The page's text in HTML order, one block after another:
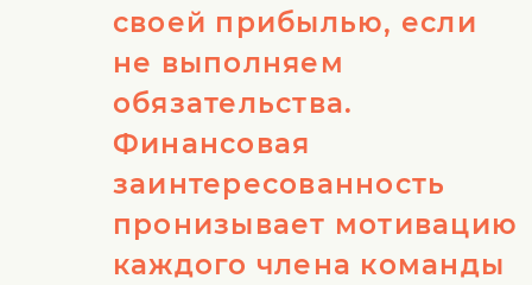
своей прибылью, если
не выполняем
обязательства.
Финансовая
заинтересованность
пронизывает мотивацию
каждого члена команды